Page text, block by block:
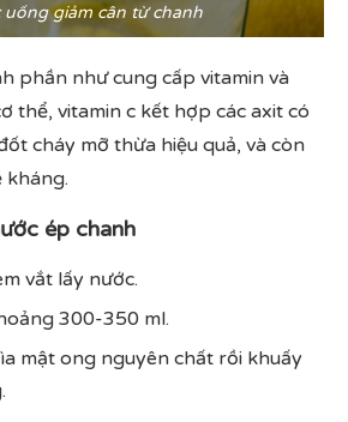
uống giảm cân từ chanh
phần như cung cấp vitamin và
thể, vitamin c kết hợp các axit có
cháy mỡ thừa hiệu quả, và còn
kháng.
ép chanh
vắt lấy nước.
300-350 ml.
mật ong nguyên chất rồi khuấy